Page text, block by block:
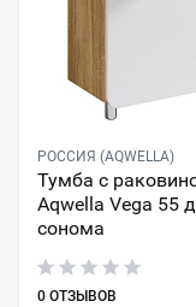
РОССИЯ (AQWELLA)
Тумба с
Aqwella Vega 55
сонома
0 ОТЗЫВОВ